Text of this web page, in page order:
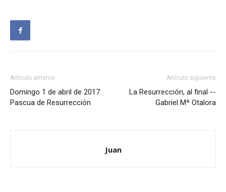
Artículo anterior
Domingo 1 de abril de 2017:
Pascua de Resurrección
Artículo siguiente
La Resurrección, al final --
Gabriel Mª Otalora
Juan